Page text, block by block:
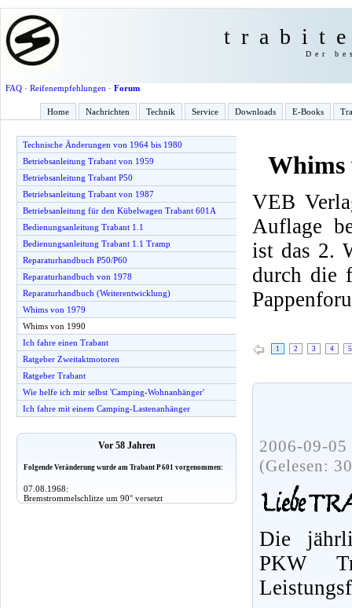
Der
FAQ· Reifenempfehlungen · Forum
Home Nachrichten Technik Service Downloads E-Books
Technische Änderungen von 1964 bis 1980
Betriebsanleitung Trabant von 1959
Betriebsanleitung Trabant P50
Betriebsanleitung Trabant von 1987
Betriebsanleitung für den Kübelwagen Trabant 601A
Bedienungsanleitung Trabant 1.1
Bedienungsanleitung Trabant 1.1 Tramp
Reparaturhandbuch P50/P60
Reparaturhandbuch von 1978
Reparaturhandbuch (Weiterentwicklung)
Whims von 1979
Whims von 1990
Ich fahre einen Trabant
Ratgeber Zweitaktmotoren
Ratgeber Trabant
Wie helfe ich mir selbst 'Camping-Wohnanhänger'
Ich fahre mit einem Camping-Lastenanhänger
Vor 58 Jahren
Folgende Veränderung wurde am Trabant P 601 vorgenommen:
07.08.1968:
Bremstrommelschlitze um 90° versetzt
Whims
VEB
Auflage
ist das 2.
durch die
1 2 3 4 5
2006-09-
(Gelesen:
Die
PKW